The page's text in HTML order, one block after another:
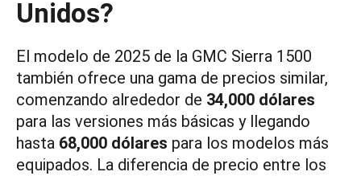
Unidos?
El modelo de 2025 de la GMC Sierra 1500
también ofrece una gama de precios similar,
comenzando alrededor de 34,000 dólares
para las versiones más básicas y llegando
hasta 68,000 dólares para los modelos más
equipados. La diferencia de precio entre los